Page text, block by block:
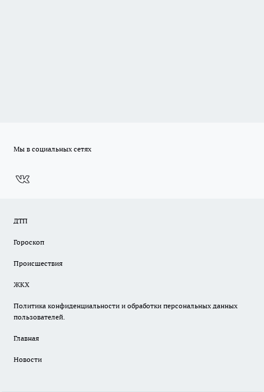
Мы в социальных сетях
ДТП
Гороскоп
Происшествия
ЖКХ
Политика конфиденциальности и обработки персональных данных
пользователей.
Главная
Новости